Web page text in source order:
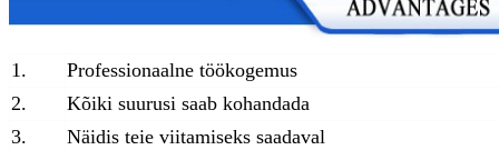
1.
Professionaalne töökogemus
2.
Kõiki suurusi saab kohandada
3.
Näidis teie viitamiseks saadaval